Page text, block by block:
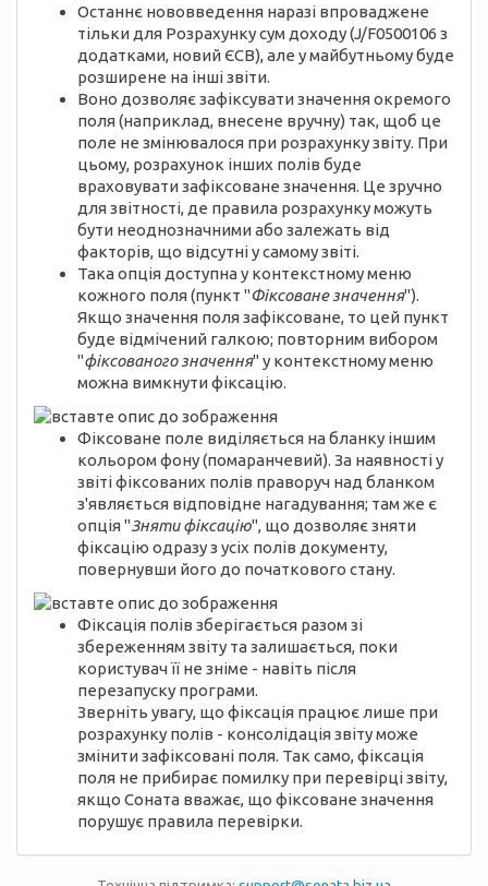
Останнє нововведення наразі впроваджене
тільки для Розрахунку сум доходу (J/F0500106 з
додатками, новий ЄСВ), але у майбутньому буде
розширене на інші звіти.
Воно дозволяє зафіксувати значення окремого
поля (наприклад, внесене вручну) так, щоб це
поле не змінювалося при розрахунку звіту. При
цьому, розрахунок інших полів буде
враховувати зафіксоване значення. Це зручно
для звітності, де правила розрахунку можуть
бути неоднозначними або залежать від
факторів, що відсутні у самому звіті.
Така опція доступна у контекстному меню
кожного поля (пункт "Фіксоване значення").
Якщо значення поля зафіксоване, то цей пункт
буде відмічений галкою; повторним вибором
"фіксованого значення" у контекстному меню
можна вимкнути фіксацію.
Фіксоване поле виділяється на бланку іншим
кольором фону (помаранчевий). За наявності у
звіті фіксованих полів праворуч над бланком
з'являється відповідне нагадування; там же є
опція "Зняти фіксацію", що дозволяє зняти
фіксацію одразу з усіх полів документу,
повернувши його до початкового стану.
Фіксація полів зберігається разом зі
збереженням звіту та залишається, поки
користувач її не зніме - навіть після
перезапуску програми.
Зверніть увагу, що фіксація працює лише при
розрахунку полів - консолідація звіту може
змінити зафіксовані поля. Так само, фіксація
поля не прибирає помилку при перевірці звіту,
якщо Соната вважає, що фіксоване значення
порушує правила перевірки.